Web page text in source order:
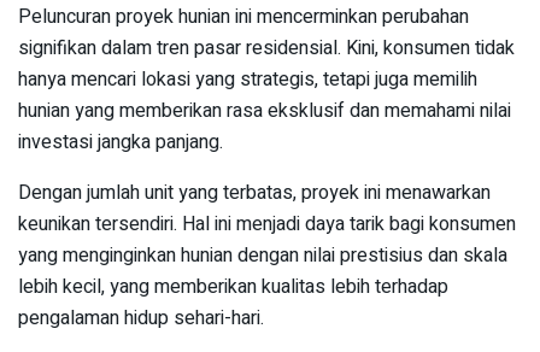
Peluncuran proyek hunian ini mencerminkan perubahan
signifikan dalam tren pasar residensial. Kini, konsumen tidak
hanya mencari lokasi yang strategis, tetapi juga memilih
hunian yang memberikan rasa eksklusif dan memahami nilai
investasi jangka panjang.
Dengan jumlah unit yang terbatas, proyek ini menawarkan
keunikan tersendiri. Hal ini menjadi daya tarik bagi konsumen
yang menginginkan hunian dengan nilai prestisius dan skala
lebih kecil, yang memberikan kualitas lebih terhadap
pengalaman hidup sehari-hari.